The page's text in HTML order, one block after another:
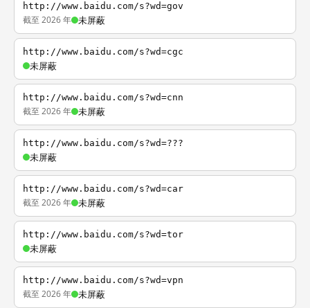
http://www.baidu.com/s?wd=gov
截至 2026 年 未屏蔽
http://www.baidu.com/s?wd=cgc
未屏蔽
http://www.baidu.com/s?wd=cnn
截至 2026 年 未屏蔽
http://www.baidu.com/s?wd=???
未屏蔽
http://www.baidu.com/s?wd=car
截至 2026 年 未屏蔽
http://www.baidu.com/s?wd=tor
未屏蔽
http://www.baidu.com/s?wd=vpn
截至 2026 年 未屏蔽